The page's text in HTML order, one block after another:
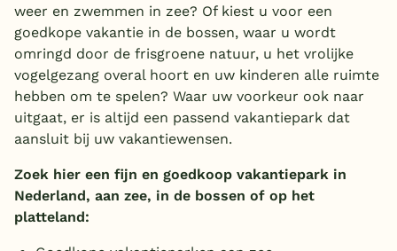
Veluwe
Texel
Limburg
Duitsland
België
Blog
weer en zwemmen in zee? Of kiest u voor een
goedkope vakantie in de bossen, waar u wordt
omringd door de frisgroene natuur, u het vrolijke
vogelgezang overal hoort en uw kinderen alle ruimte
hebben om te spelen? Waar uw voorkeur ook naar
uitgaat, er is altijd een passend vakantiepark dat
aansluit bij uw vakantiewensen.
Zoek hier een fijn en goedkoop vakantiepark in
Nederland, aan zee, in de bossen of op het
platteland: